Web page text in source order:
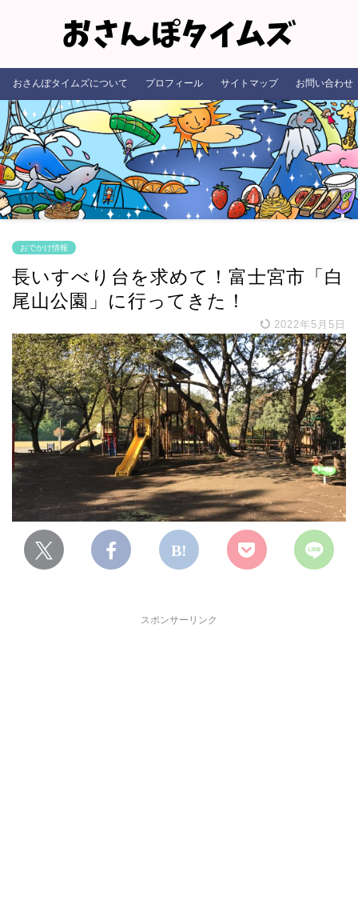
おさんぽタイムズについて プロフィール サイトマップ お問い合わせ
おでかけ情報
長いすべり台を求めて！富士宮市「白
尾山公園」に行ってきた！
2022年5月5日
スポンサーリンク